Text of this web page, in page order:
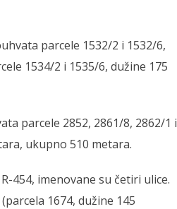
parcele 1532/2 i 1532/6,
1534/2 i 1535/6, dužine 175
parcele 2852, 2861/8, 2862/1 i
ukupno 510 metara.
454, imenovane su četiri ulice.
1674, dužine 145